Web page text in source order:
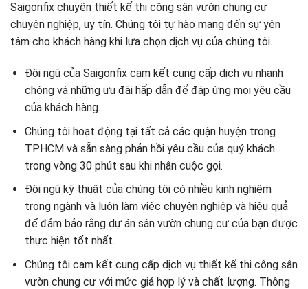
Saigonfix chuyên thiết kế thi công sân vườn chung cư
chuyên nghiệp, uy tín. Chúng tôi tự hào mang đến sự yên
tâm cho khách hàng khi lựa chọn dịch vụ của chúng tôi.
Đội ngũ của Saigonfix cam kết cung cấp dịch vụ nhanh
chóng và những ưu đãi hấp dẫn để đáp ứng mọi yêu cầu
của khách hàng.
Chúng tôi hoạt động tại tất cả các quận huyện trong
TPHCM và sẵn sàng phản hồi yêu cầu của quý khách
trong vòng 30 phút sau khi nhận cuộc gọi.
Đội ngũ kỹ thuật của chúng tôi có nhiều kinh nghiệm
trong ngành và luôn làm việc chuyên nghiệp và hiệu quả
để đảm bảo rằng dự án sân vườn chung cư của bạn được
thực hiện tốt nhất.
Chúng tôi cam kết cung cấp dịch vụ thiết kế thi công sân
vườn chung cư với mức giá hợp lý và chất lượng. Thông